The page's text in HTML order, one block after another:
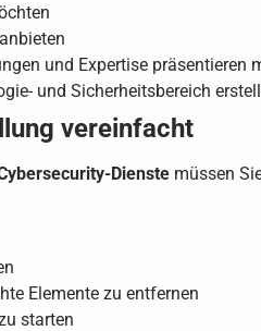
und Expertise präsentieren
und Sicherheitsbereich
vereinfacht
Dienste müssen
Elemente zu entfernen
starten